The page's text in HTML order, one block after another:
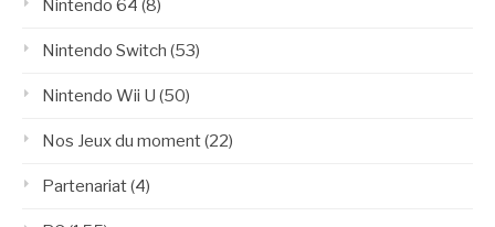
Nintendo 64 (8)
Nintendo Switch (53)
Nintendo Wii U (50)
Nos Jeux du moment(22)
Partenariat(4)